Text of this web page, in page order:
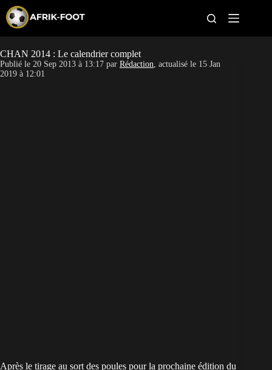
p
o
c
CAN féminine
CHAN 2014 : Le calendrier complet
Publié le 20 Sep 2013 à 13:17 par Rédaction, actualisé le 15 Jan
2019 à 12:01
Après le tirage au sort des poules pour la prochaine édition du